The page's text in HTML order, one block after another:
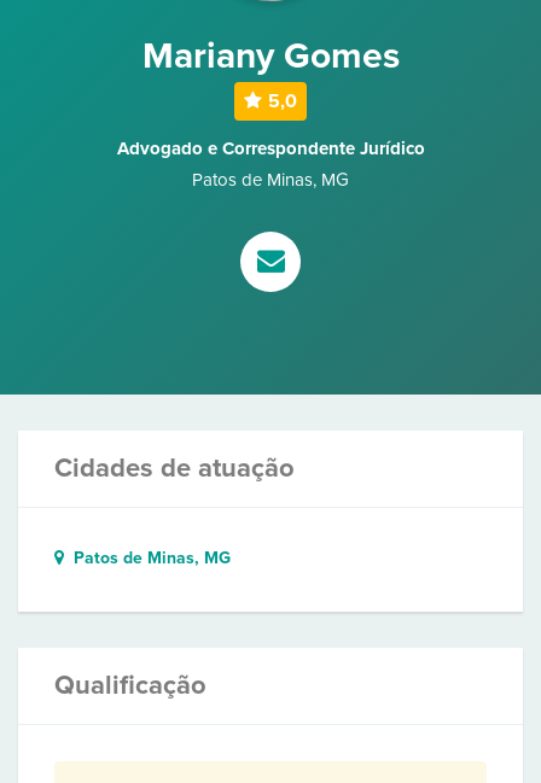
Mariany Gomes
5,0
Advogado e Correspondente Jurídico
Patos de Minas, MG
Cidades de atuação
Patos de Minas, MG
Qualificação